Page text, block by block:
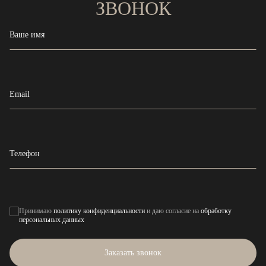
ЗВОНОК
Ваше имя
Email
Телефон
Принимаю политику конфиденциальностии даю согласие на обработку
персональных данных
Заказать звонок